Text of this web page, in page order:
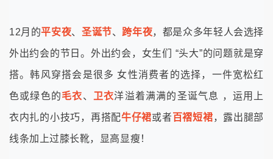
12月的平安夜、 圣诞节、 跨年夜，都是众多年轻人会选择
外出约会的节日。外出约会，女生们 “头大”的问题就是穿
搭。韩风穿搭会是很多 女性消费者的选择，一件宽松红
色或绿色的毛衣、 卫衣洋溢着满满的圣诞气息 ，运用上
衣内扎的小技巧，再搭配牛仔裙或者百褶短裙，露出腿部
线条加上过膝长靴，显高显瘦！